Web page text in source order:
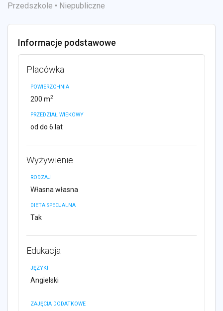
Przedszkole • Niepubliczne
Informacje podstawowe
Placówka
POWIERZCHNIA
200 m2
PRZEDZIAŁ WIEKOWY
od do 6 lat
Wyżywienie
RODZAJ
Własna własna
DIETA SPECJALNA
Tak
Edukacja
JĘZYKI
Angielski
ZAJĘCIA DODATKOWE